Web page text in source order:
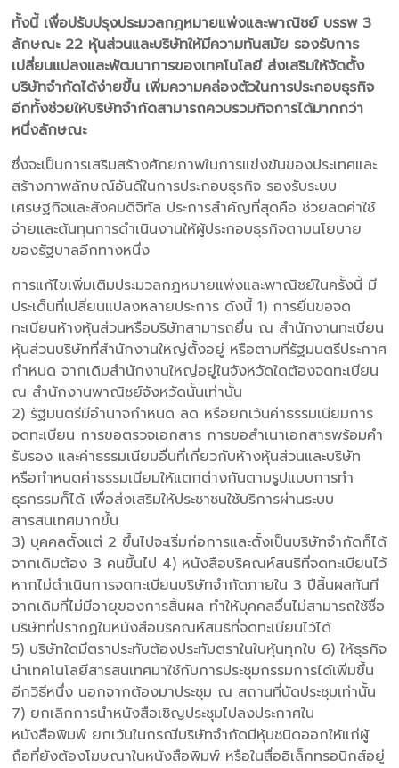
ทั้งนี้ เพื่อปรับปรุงประมวลกฎหมายแพ่งและพาณิชย์ บรรพ 3
ลักษณะ 22 หุ้นส่วนและบริษัทให้มีความทันสมัย รองรับการ
เปลี่ยนแปลงและพัฒนาการของเทคโนโลยี ส่งเสริมให้จัดตั้ง
บริษัทจำกัดได้ง่ายขึ้น เพิ่มความคล่องตัวในการประกอบธุรกิจ
อีกทั้งช่วยให้บริษัทจำกัดสามารถควบรวมกิจการได้มากกว่า
หนึ่งลักษณะ
ซึ่งจะเป็นการเสริมสร้างศักยภาพในการแข่งขันของประเทศและ
สร้างภาพลักษณ์อันดีในการประกอบธุรกิจ รองรับระบบ
เศรษฐกิจและสังคมดิจิทัล ประการสำคัญที่สุดคือ ช่วยลดค่าใช้
จ่ายและต้นทุนการดำเนินงานให้ผู้ประกอบธุรกิจตามนโยบาย
ของรัฐบาลอีกทางหนึ่ง
การแก้ไขเพิ่มเติมประมวลกฎหมายแพ่งและพาณิชย์ในครั้งนี้ มี
ประเด็นที่เปลี่ยนแปลงหลายประการ ดังนี้ 1) การยื่นขอจด
ทะเบียนห้างหุ้นส่วนหรือบริษัทสามารถยื่น ณ สำนักงานทะเบียน
หุ้นส่วนบริษัทที่สำนักงานใหญ่ตั้งอยู่ หรือตามที่รัฐมนตรีประกาศ
กำหนด จากเดิมสำนักงานใหญ่อยู่ในจังหวัดใดต้องจดทะเบียน
ณ สำนักงานพาณิชย์จังหวัดนั้นเท่านั้น
2) รัฐมนตรีมีอำนาจกำหนด ลด หรือยกเว้นค่าธรรมเนียมการ
จดทะเบียน การขอตรวจเอกสาร การขอสำเนาเอกสารพร้อมคำ
รับรอง และค่าธรรมเนียมอื่นที่เกี่ยวกับห้างหุ้นส่วนและบริษัท
หรือกำหนดค่าธรรมเนียมให้แตกต่างกันตามรูปแบบการทำ
ธุรกรรมก็ได้ เพื่อส่งเสริมให้ประชาชนใช้บริการผ่านระบบ
สารสนเทศมากขึ้น
3) บุคคลตั้งแต่ 2 ขึ้นไปจะเริ่มก่อการและตั้งเป็นบริษัทจำกัดก็ได้
จากเดิมต้อง 3 คนขึ้นไป 4) หนังสือบริคณห์สนธิที่จดทะเบียนไว้
หากไม่ดำเนินการจดทะเบียนบริษัทจำกัดภายใน 3 ปีสิ้นผลทันที
จากเดิมที่ไม่มีอายุของการสิ้นผล ทำให้บุคคลอื่นไม่สามารถใช้ชื่อ
บริษัทที่ปรากฏในหนังสือบริคณห์สนธิที่จดทะเบียนไว้ได้
5) บริษัทใดมีตราประทับต้องประทับตราในใบหุ้นทุกใบ 6) ให้ธุรกิจ
นำเทคโนโลยีสารสนเทศมาใช้กับการประชุมกรรมการได้เพิ่มขึ้น
อีกวิธีหนึ่ง นอกจากต้องมาประชุม ณ สถานที่นัดประชุมเท่านั้น
7) ยกเลิกการนำหนังสือเชิญประชุมไปลงประกาศใน
หนังสือพิมพ์ ยกเว้นในกรณีบริษัทจำกัดมีหุ้นชนิดออกให้แก่ผู้
ถือที่ยังต้องโฆษณาในหนังสือพิมพ์ หรือในสื่ออิเล็กทรอนิกส์อยู่